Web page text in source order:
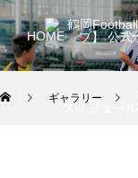
HOME チ
スケジュール
ギャラリー